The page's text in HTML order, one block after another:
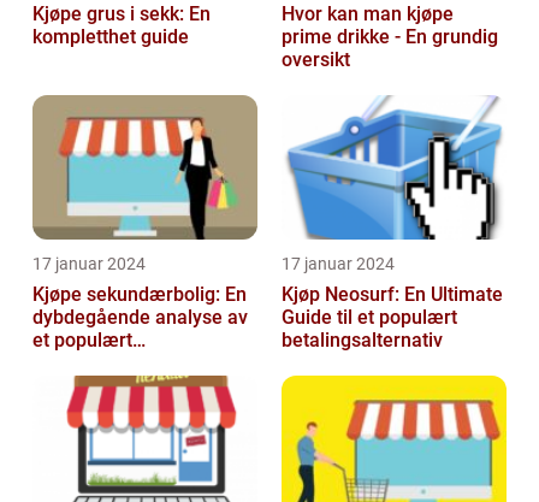
Kjøpe grus i sekk: En
kompletthet guide
Hvor kan man kjøpe
prime drikke - En grundig
oversikt
17 januar 2024
Kjøpe sekundærbolig: En
dybdegående analyse av
et populært
17 januar 2024
Kjøp Neosurf: En Ultimate
Guide til et populært
betalingsalternativ